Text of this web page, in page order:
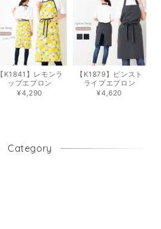
【K1841】レモンラ
ップエプロン
¥4,290
【K1879】ピンスト
ライプエプロン
¥4,620
Category